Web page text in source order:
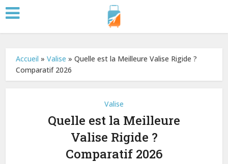
Accueil »Valise »Quelle est la Meilleure Valise Rigide ?
Comparatif 2026
Valise
Quelle est la Meilleure
Valise Rigide ?
Comparatif 2026